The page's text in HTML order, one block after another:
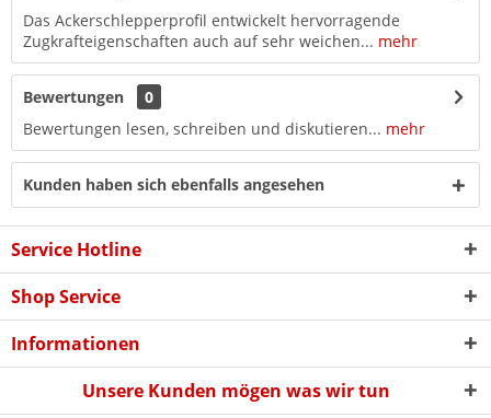
Das Ackerschlepperprofil entwickelt hervorragende
Zugkrafteigenschaften auch auf sehr weichen... mehr
Bewertungen
0
Bewertungen lesen, schreiben und diskutieren... mehr
Kunden haben sich ebenfalls angesehen
Service Hotline
Shop Service
Informationen
Unsere Kunden mögen was wir tun